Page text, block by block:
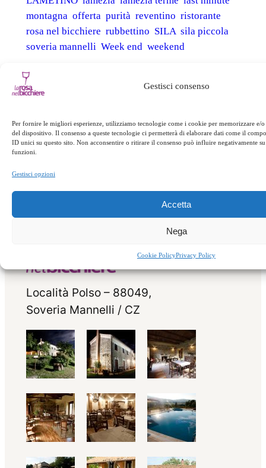
Gestisci consenso
Per fornire le migliori esperienze, utilizziamo tecnologie come i cookie per memorizzare e/
del dispositivo. Il consenso a queste tecnologie ci permetterà di elaborare dati come il
ID unici su questo sito. Non acconsentire o ritirare il consenso può influire negativamente
funzioni.
Gestisci opzioni
Accetta
Nega
Cookie PolicyPrivacy Policy
montagna offerta purità reventino ristorante
rosa nel bicchiere rubbettino SILA sila piccola
soveria mannelli Week end weekend
Reventino II
Successivo:Festa e
→
Località Polso – 88049,
Soveria Mannelli / CZ